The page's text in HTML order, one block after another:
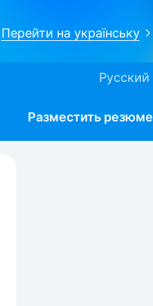
Перейти на українську
Русский
Разместить резюме